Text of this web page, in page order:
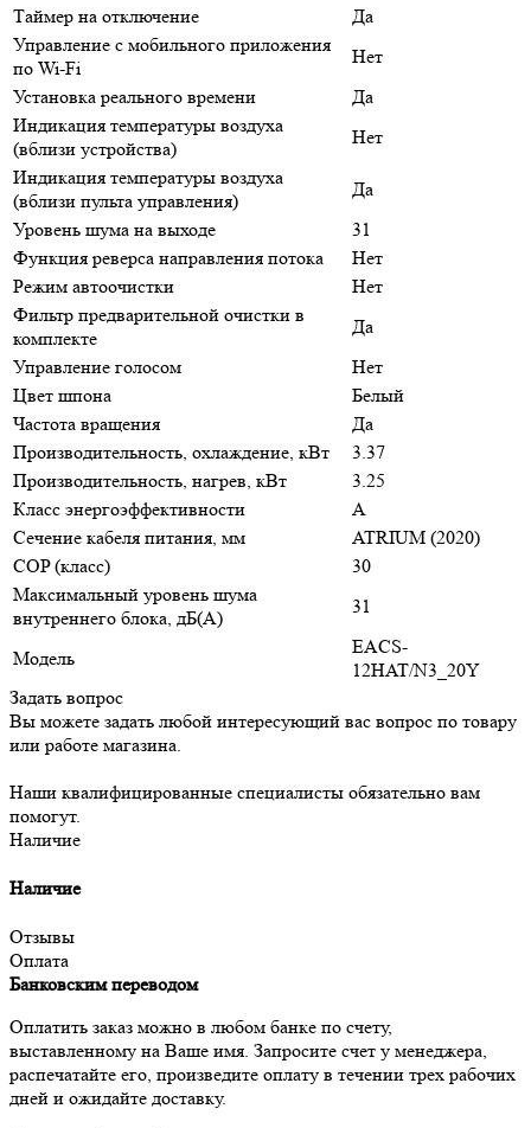
Таймер на отключение
Да
Управление c мобильного приложения
по Wi-Fi
Нет
Установка реального времени
Да
Индикация температуры воздуха
(вблизи устройства)
Нет
Индикация температуры воздуха
(вблизи пульта управления)
Да
Уровень шума на выходе
31
Функция реверса направления потока
Нет
Режим автоочистки
Нет
Фильтр предварительной очистки в
комплекте
Да
Управление голосом
Нет
Цвет шпона
Белый
Частота вращения
Да
Производительность, охлаждение, кВт
3.37
Производительность, нагрев, кВт
3.25
Класс энергоэффективности
A
Сечение кабеля питания, мм
ATRIUM (2020)
COP (класс)
30
Максимальный уровень шума
внутреннего блока, дБ(А)
31
Модель
EACS-
12HAT/N3_20Y
Задать вопрос
Вы можете задать любой интересующий вас вопрос по товару
или работе магазина.
Наши квалифицированные специалисты обязательно вам
помогут.
Наличие
Наличие
Отзывы
Оплата
Банковским переводом
Оплатить заказ можно в любом банке по счету,
выставленному на Ваше имя. Запросите счет у менеджера,
распечатайте его, произведите оплату в течении трех рабочих
дней и ожидайте доставку.